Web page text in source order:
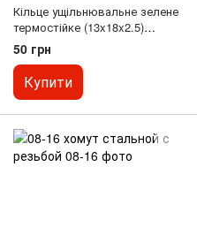
Кільце ущільнювальне зелене
термостійке (13x18x2.5)
високої якості FKM з
фторкаучуку
50 грн
Купити